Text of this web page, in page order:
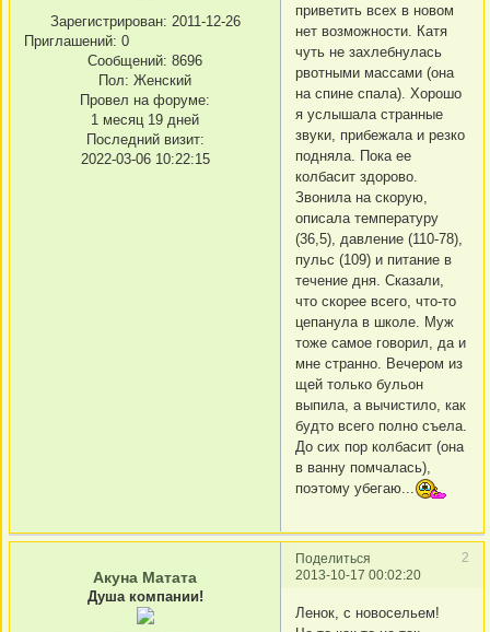
Зарегистрирован: 2011-12-26
Приглашений: 0
Сообщений: 8696
Пол: Женский
Провел на форуме:
1 месяц 19 дней
Последний визит:
2022-03-06 10:22:15
приветить всех в новом
нет возможности. Катя
чуть не захлебнулась
рвотными массами (она
на спине спала). Хорошо
я услышала странные
звуки, прибежала и резко
подняла. Пока ее
колбасит здорово.
Звонила на скорую,
описала температуру
(36,5), давление (110-78),
пульс (109) и питание в
течение дня. Сказали,
что скорее всего, что-то
цепанула в школе. Муж
тоже самое говорил, да и
мне странно. Вечером из
щей только бульон
выпила, а вычистило, как
будто всего полно съела.
До сих пор колбасит (она
в ванну помчалась),
поэтому убегаю...
Поделиться
2
2013-10-17 00:02:20
Акуна Матата
Душа компании!
Ленок, с новосельем!